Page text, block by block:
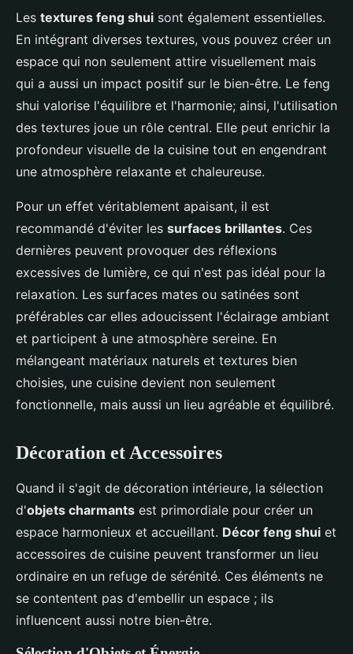
Les textures feng shui sont également essentielles.
En intégrant diverses textures, vous pouvez créer un
espace qui non seulement attire visuellement mais
qui a aussi un impact positif sur le bien-être. Le feng
shui valorise l'équilibre et l'harmonie; ainsi, l'utilisation
des textures joue un rôle central. Elle peut enrichir la
profondeur visuelle de la cuisine tout en engendrant
une atmosphère relaxante et chaleureuse.
Pour un effet véritablement apaisant, il est
recommandé d'éviter les surfaces brillantes. Ces
dernières peuvent provoquer des réflexions
excessives de lumière, ce qui n'est pas idéal pour la
relaxation. Les surfaces mates ou satinées sont
préférables car elles adoucissent l'éclairage ambiant
et participent à une atmosphère sereine. En
mélangeant matériaux naturels et textures bien
choisies, une cuisine devient non seulement
fonctionnelle, mais aussi un lieu agréable et équilibré.
Décoration et Accessoires
Quand il s'agit de décoration intérieure, la sélection
d'objets charmants est primordiale pour créer un
espace harmonieux et accueillant. Décor feng shui et
accessoires de cuisine peuvent transformer un lieu
ordinaire en un refuge de sérénité. Ces éléments ne
se contentent pas d'embellir un espace ; ils
influencent aussi notre bien-être.